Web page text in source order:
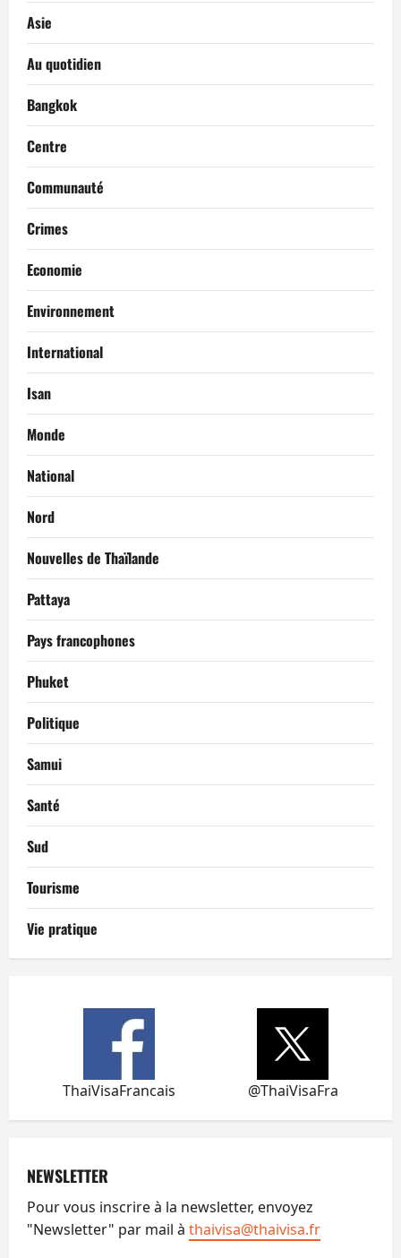
Asie
Au quotidien
Bangkok
Centre
Communauté
Crimes
Economie
Environnement
International
Isan
Monde
National
Nord
Nouvelles de Thaïlande
Pattaya
Pays francophones
Phuket
Politique
Samui
Santé
Sud
Tourisme
Vie pratique
ThaiVisaFrancais @ThaiVisaFra
NEWSLETTER
Pour vous inscrire à la newsletter, envoyez
"Newsletter" par mail à thaivisa@thaivisa.fr